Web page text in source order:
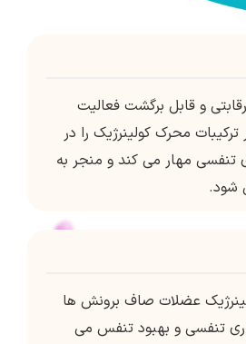
و قابل برگشت فعالیت
محرک کولینرژیک را در
مهار می کند و منجر به
شود.
عضلات صاف برونش ها
تنفسی و بهبود تنفس می